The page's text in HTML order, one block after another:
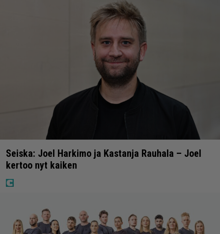
Seiska: Joel Harkimo ja Kastanja Rauhala – Joel
kertoo nyt kaiken